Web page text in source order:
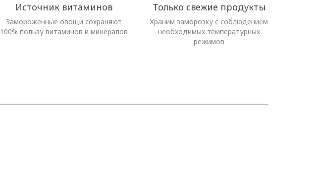
Источник витаминов
Замороженные овощи сохраняют
100% пользу витаминов и минералов
Только свежие продукты
Храним заморозку с соблюдением
необходимых температурных
режимов